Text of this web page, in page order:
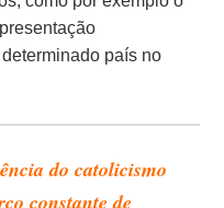
país no
do catolicismo
constante de